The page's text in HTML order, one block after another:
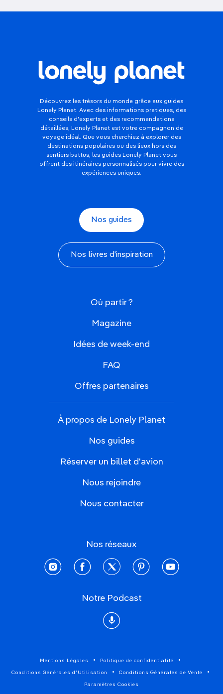
Découvrez les trésors du monde grâce aux guides
Lonely Planet. Avec des informations pratiques, des
conseils d'experts et des recommandations
détaillées, Lonely Planet est votre compagnon de
voyage idéal. Que vous cherchiez à explorer des
destinations populaires ou des lieux hors des
sentiers battus, les guides Lonely Planet vous
offrent des itinéraires personnalisés pour vivre des
expériences uniques.
Nos guides
Nos livres d'inspiration
Où partir ?
Magazine
Idées de week-end
FAQ
Offres partenaires
À propos de Lonely Planet
Nos guides
Réserver un billet d'avion
Nous rejoindre
Nous contacter
Nos réseaux
instagramfacebooktwitter pinterestyoutube
Notre Podcast
Podcast
Mentions Légales Politique de confidentialité
Conditions Générales d'Utilisation Conditions Générales de Vente
Paramètres Cookies